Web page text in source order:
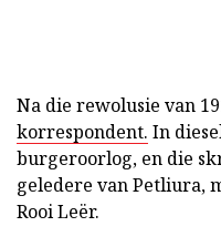
Na die rewolusie van
korrespondent. In
burgeroorlog, en die
geledere van Petliura,
Rooi Leër.